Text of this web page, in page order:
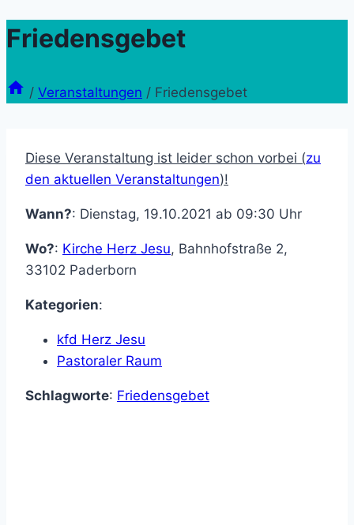
Friedensgebet
/ Veranstaltungen / Friedensgebet
Diese Veranstaltung ist leider schon vorbei (zu
den aktuellen Veranstaltungen)!
Wann?: Dienstag, 19.10.2021 ab 09:30 Uhr
Wo?: Kirche Herz Jesu, Bahnhofstraße 2,
33102 Paderborn
Kategorien:
kfd Herz Jesu
Pastoraler Raum
Schlagworte: Friedensgebet